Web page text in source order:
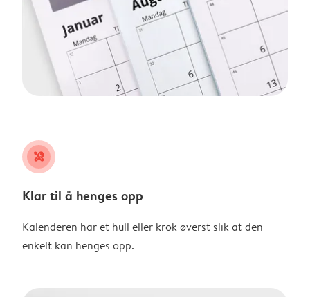
tools
Klar til å henges opp
Kalenderen har et hull eller krok øverst slik at den
enkelt kan henges opp.